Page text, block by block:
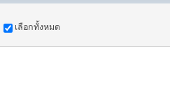
เลือกทั้งหมด